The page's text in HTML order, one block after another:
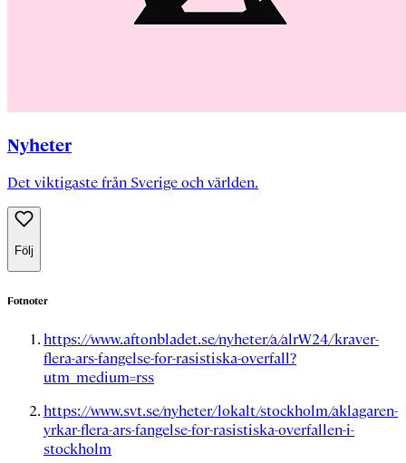
Nyheter
Det viktigaste från Sverige och världen.
Följ
Fotnoter
https://www.aftonbladet.se/nyheter/a/alrW24/kraver-
flera-ars-fangelse-for-rasistiska-overfall?
utm_medium=rss
https://www.svt.se/nyheter/lokalt/stockholm/aklagaren-
yrkar-flera-ars-fangelse-for-rasistiska-overfallen-i-
stockholm